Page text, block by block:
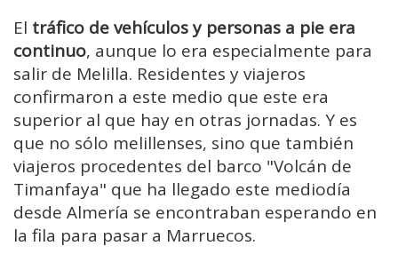
El tráfico de vehículos y personas a pie era
continuo, aunque lo era especialmente para
salir de Melilla. Residentes y viajeros
confirmaron a este medio que este era
superior al que hay en otras jornadas. Y es
que no sólo melillenses, sino que también
viajeros procedentes del barco "Volcán de
Timanfaya" que ha llegado este mediodía
desde Almería se encontraban esperando en
la fila para pasar a Marruecos.